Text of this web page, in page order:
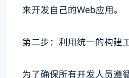
来开发自己的Web应用。
第二步：利用统一的构建
为了确保所有开发人员遵